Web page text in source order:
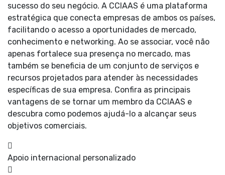
sucesso do seu negócio. A CCIAAS é uma plataforma
estratégica que conecta empresas de ambos os países,
facilitando o acesso a oportunidades de mercado,
conhecimento e networking. Ao se associar, você não
apenas fortalece sua presença no mercado, mas
também se beneficia de um conjunto de serviços e
recursos projetados para atender às necessidades
específicas de sua empresa. Confira as principais
vantagens de se tornar um membro da CCIAAS e
descubra como podemos ajudá-lo a alcançar seus
objetivos comerciais.
Apoio internacional personalizado